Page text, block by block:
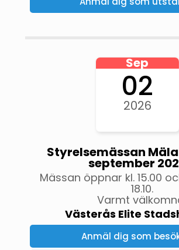
Sep
02
2026
Styrelsemässan
september
Mässan öppnar kl. 15.00
18.10.
Varmt
Västerås Elite
Anmäl dig som